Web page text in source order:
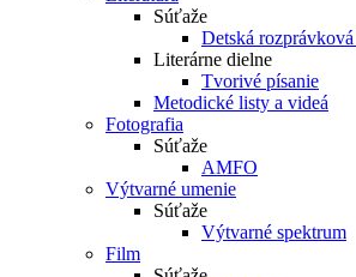
Súťaže
Detská
Literárne dielne
Tvorivé písanie
Metodické listy a videá
Fotografia
Súťaže
AMFO
Výtvarné umenie
Súťaže
Výtvarné spektrum
Film